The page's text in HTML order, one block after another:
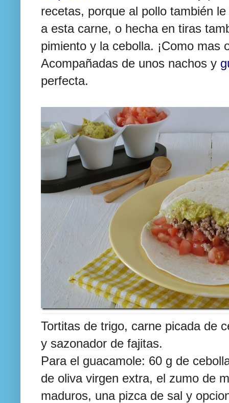
recetas, porque al pollo también
a esta carne, o hecha en tiras
pimiento y la cebolla. ¡Como mas
Acompañadas de unos nachos y
perfecta.
Tortitas de trigo, carne picada de
y sazonador de fajitas.
Para el guacamole: 60 g de
de oliva virgen extra, el zumo de
maduros, una pizca de sal y